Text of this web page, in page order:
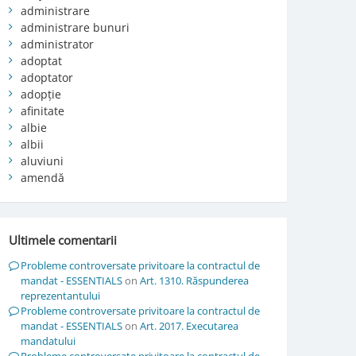
administrare
administrare bunuri
administrator
adoptat
adoptator
adopție
afinitate
albie
albii
aluviuni
amendă
Ultimele comentarii
Probleme controversate privitoare la contractul de
mandat - ESSENTIALSon Art. 1310. Răspunderea
reprezentantului
Probleme controversate privitoare la contractul de
mandat - ESSENTIALSon Art. 2017. Executarea
mandatului